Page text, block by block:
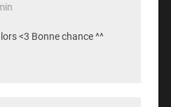
<3 Bonne chance ^^